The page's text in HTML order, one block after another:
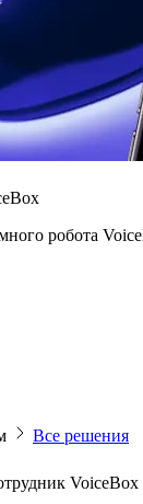
робота
Все решения
VoiceBox